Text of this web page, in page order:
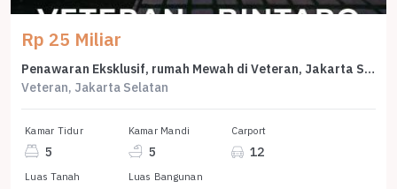
Rp 25 Miliar
Penawaran Eksklusif, rumah Mewah di Veteran, Jakarta Selatan, LB 1100m²
Veteran, Jakarta Selatan
Kamar Tidur
5
Kamar Mandi
5
Carport
12
Luas Tanah Luas Bangunan